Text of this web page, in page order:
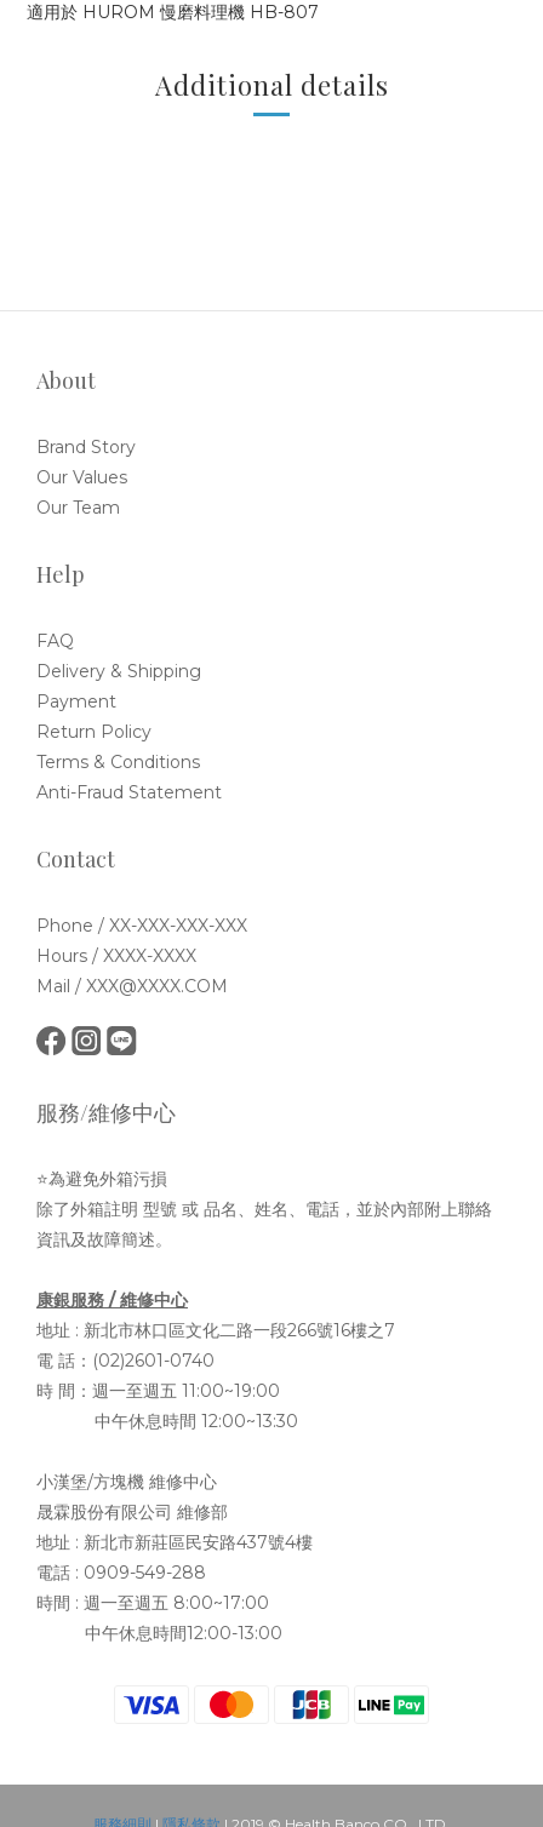
適用於 HUROM 慢磨料理機 HB-807
Additional details
About
Brand Story
Our Values
Our Team
Help
FAQ
Delivery & Shipping
Payment
Return Policy
Terms & Conditions
Anti-Fraud Statement
Contact
Phone / XX-XXX-XXX-XXX
Hours / XXXX-XXXX
Mail / XXX@XXXX.COM
服務/維修中心
⭐為避免外箱污損
除了外箱註明 型號 或 品名、姓名、電話，並於內部附上聯絡
資訊及故障簡述。
康銀服務 / 維修中心
地址 : 新北市林口區文化二路一段266號16樓之7
電 話：(02)2601-0740
時 間：週一至週五 11:00~19:00
中午休息時間 12:00~13:30
小漢堡/方塊機 維修中心
晟霖股份有限公司 維修部
地址 : 新北市新莊區民安路437號4樓
電話 : 0909-549-288
時間 : 週一至週五 8:00~17:00
中午休息時間12:00-13:00